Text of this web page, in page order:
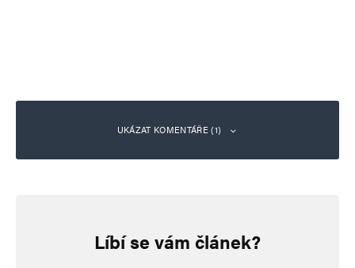
UKÁZAT KOMENTÁŘE (1)
3. 4. 2026 (14:06)
Líbí se vám článek?